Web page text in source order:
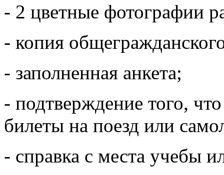
- 2 цветные фотографии
- копия
- заполненная анкета;
- подтверждение того,
билеты на поезд или
- справка с места учебы